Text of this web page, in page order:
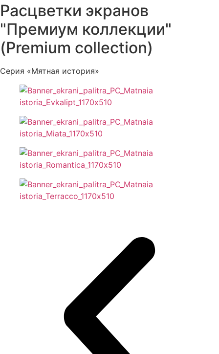
Расцветки экранов
"Премиум коллекции"
(Premium collection)
Серия «Мятная история»